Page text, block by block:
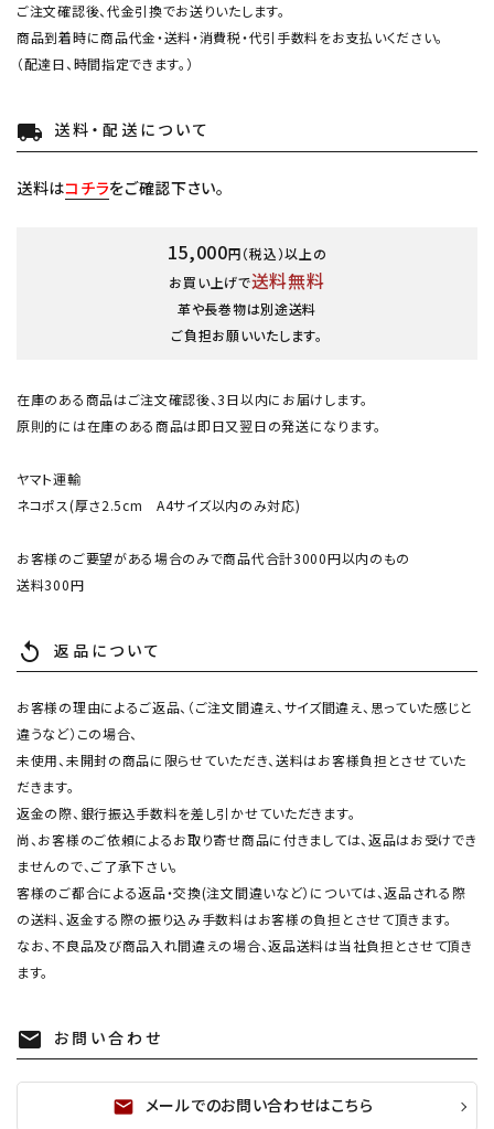
ご注文確認後、代金引換でお送りいたします。
商品到着時に商品代金・送料・消費税・代引手数料をお支払いください。
（配達日、時間指定できます。）
local_shipping 送料・配送について
送料はコチラをご確認下さい。
15,000円（税込）以上の
お買い上げで送料無料
革や長巻物は別途送料
ご負担お願いいたします。
在庫のある商品はご注文確認後、3日以内にお届けします。
原則的には在庫のある商品は即日又翌日の発送になります。
ヤマト運輸
ネコポス(厚さ2.5cm A4サイズ以内のみ対応)
お客様のご要望がある場合のみで商品代合計3000円以内のもの
送料300円
replay 返品について
お客様の理由によるご返品、（ご注文間違え、サイズ間違え、思っていた感じと
違うなど）この場合、
未使用、未開封の商品に限らせていただき、送料はお客様負担とさせていた
だきます。
返金の際、銀行振込手数料を差し引かせていただきます。
尚、お客様のご依頼によるお取り寄せ商品に付きましては、返品はお受けでき
ませんので、ご了承下さい。
客様のご都合による返品・交換(注文間違いなど）については、返品される際
の送料、返金する際の振り込み手数料はお客様の負担とさせて頂きます。
なお、不良品及び商品入れ間違えの場合、返品送料は当社負担とさせて頂き
ます。
mail お問い合わせ
mail メールでのお問い合わせはこちら